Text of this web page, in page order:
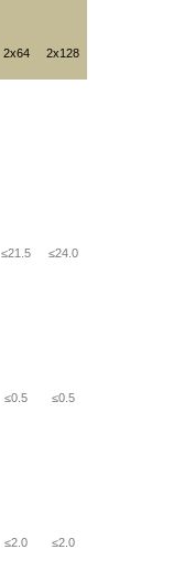
2x64 2x128
≤21.5 ≤24.0
≤0.5 ≤0.5
≤2.0 ≤2.0